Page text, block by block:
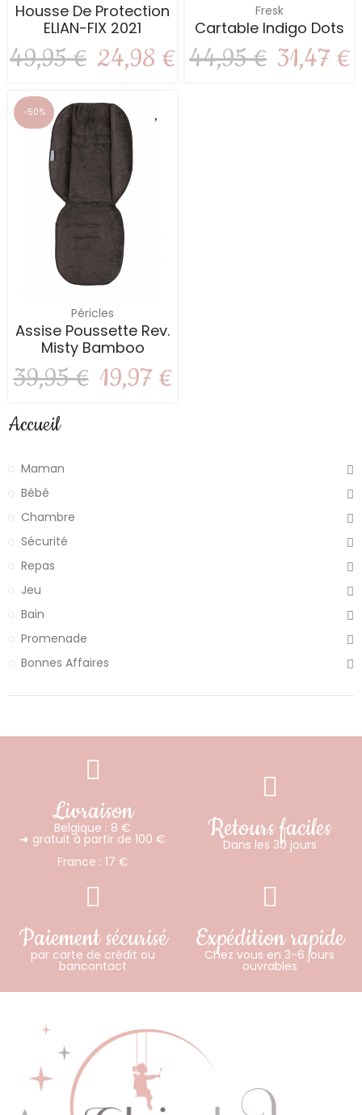
Housse De Protection
ELIAN-FIX 2021
49,95 € 24,98 €
Fresk
Cartable Indigo Dots
44,95 € 31,47 €
-50%
Péricles
Assise Poussette Rev.
Misty Bamboo
39,95 € 19,97 €
Accueil
Maman
Bébé
Chambre
Sécurité
Repas
Jeu
Bain
Promenade
Bonnes Affaires
Livraison
Belgique : 8 €
➜ gratuit à partir de 100 €
France : 17 €
Retours faciles
Dans les 30 jours
Paiement sécurisé
par carte de crédit ou
bancontact
Expédition rapide
Chez vous en 3-6 jours
ouvrables